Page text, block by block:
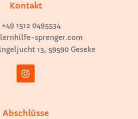
Kontakt
+49 1512 0495534
sprenger.com
13, 59590 Geseke
Abschlüsse